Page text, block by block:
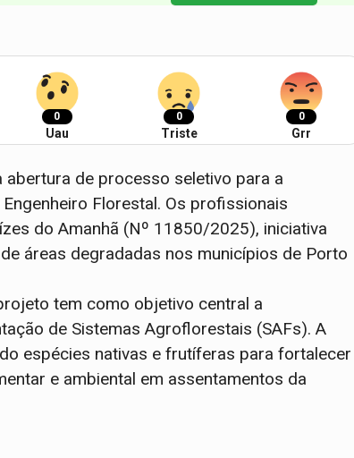
0
Uau
0
Triste
0
Grr
abertura de processo seletivo para a
Florestal. Os profissionais
do Amanhã (Nº 11850/2025), iniciativa
áreas degradadas nos municípios de Porto
tem como objetivo central a
de Sistemas Agroflorestais (SAFs). A
espécies nativas e frutíferas para fortalecer
e ambiental em assentamentos da